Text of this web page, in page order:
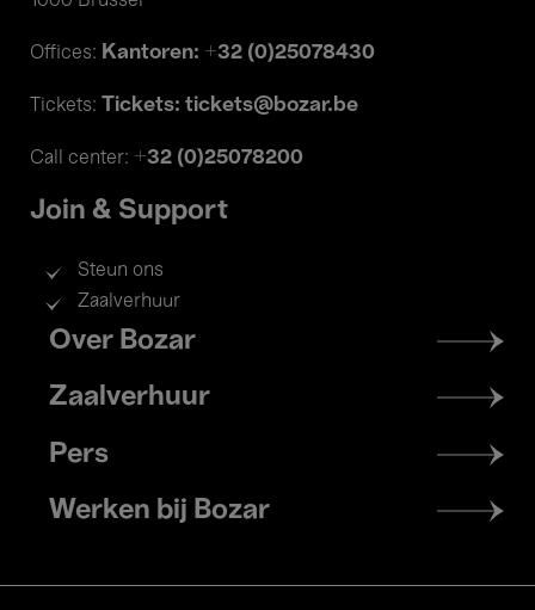
Offices: Kantoren: +32 (0)25078430
Tickets: Tickets: tickets@bozar.be
Call center: +32 (0)25078200
Join & Support
Steun ons
Zaalverhuur
Footer
menu
Over Bozar
Zaalverhuur
Pers
Werken bij Bozar